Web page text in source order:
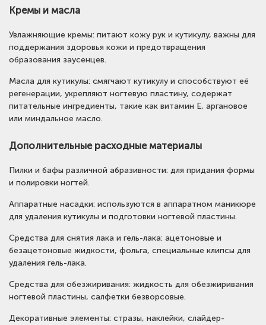
Кремы и масла
Увлажняющие кремы: питают кожу рук и кутикулу, важны для
поддержания здоровья кожи и предотвращения
образования заусенцев.
Масла для кутикулы: смягчают кутикулу и способствуют её
регенерации, укрепляют ногтевую пластину, содержат
питательные ингредиенты, такие как витамин Е, аргановое
или миндальное масло.
Дополнительные расходные материалы
Пилки и бафы различной абразивности: для придания формы
и полировки ногтей.
Аппаратные насадки: используются в аппаратном маникюре
для удаления кутикулы и подготовки ногтевой пластины.
Средства для снятия лака и гель-лака: ацетоновые и
безацетоновые жидкости, фольга, специальные клипсы для
удаления гель-лака.
Средства для обезжиривания: жидкость для обезжиривания
ногтевой пластины, салфетки безворсовые.
Декоративные элементы: стразы, наклейки, слайдер-